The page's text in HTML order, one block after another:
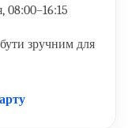
08:00–16:15
зручним для